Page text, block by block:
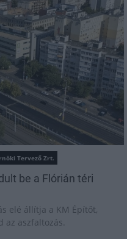
Tervező Zrt.
be a Flórián téri
elé állítja a KM Építőt,
az aszfaltozás.